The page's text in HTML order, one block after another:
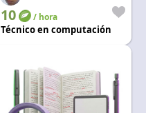
10 / hora
Técnico en computación